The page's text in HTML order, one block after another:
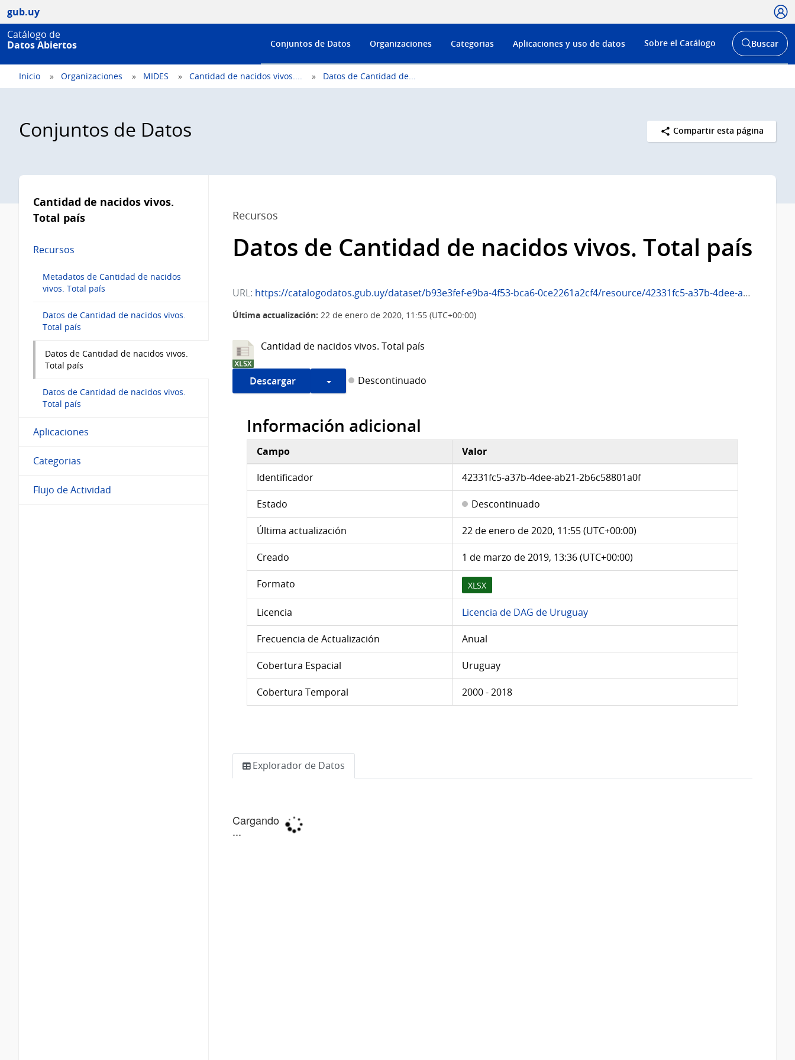
gub.uy
Catálogo de
Datos Abiertos
Menú
de
Conjuntos de Datos Organizaciones Categorias Aplicaciones y uso de datos Sobre el Catálogo
Abrir
buscador
Buscar
Inicio Organizaciones MIDES Cantidad de nacidos vivos.... Datos de Cantidad de...
Conjuntos de Datos Compartir esta página
Menú
lateral
Cantidad de nacidos vivos.
Total país
Recursos
Metadatos de Cantidad de nacidos
vivos. Total país
Datos de Cantidad de nacidos vivos.
Total país
Datos de Cantidad de nacidos vivos.
Total país
Datos de Cantidad de nacidos vivos.
Total país
Aplicaciones
Categorias
Flujo de Actividad
Recursos
Datos de Cantidad de nacidos vivos. Total país
URL: https://catalogodatos.gub.uy/dataset/b93e3fef-e9ba-4f53-bca6-0ce2261a2cf4/resource/42331fc5-a37b-4dee-ab21-2b6c58801a0f/download/11790_cantidad_de_nacidos_vivos-_total_pais.xlsx
Última actualización: 22 de enero de 2020, 11:55 (UTC+00:00)
Cantidad de nacidos vivos. Total país
Descargar Descontinuado
Información adicional
Campo
Valor
Identificador
42331fc5-a37b-4dee-ab21-2b6c58801a0f
Estado Descontinuado
Última actualización 22 de enero de 2020, 11:55 (UTC+00:00)
Creado 1 de marzo de 2019, 13:36 (UTC+00:00)
Formato XLSX
Licencia Licencia de DAG de Uruguay
Frecuencia de Actualización Anual
Cobertura Espacial Uruguay
Cobertura Temporal 2000 - 2018
Explorador de Datos